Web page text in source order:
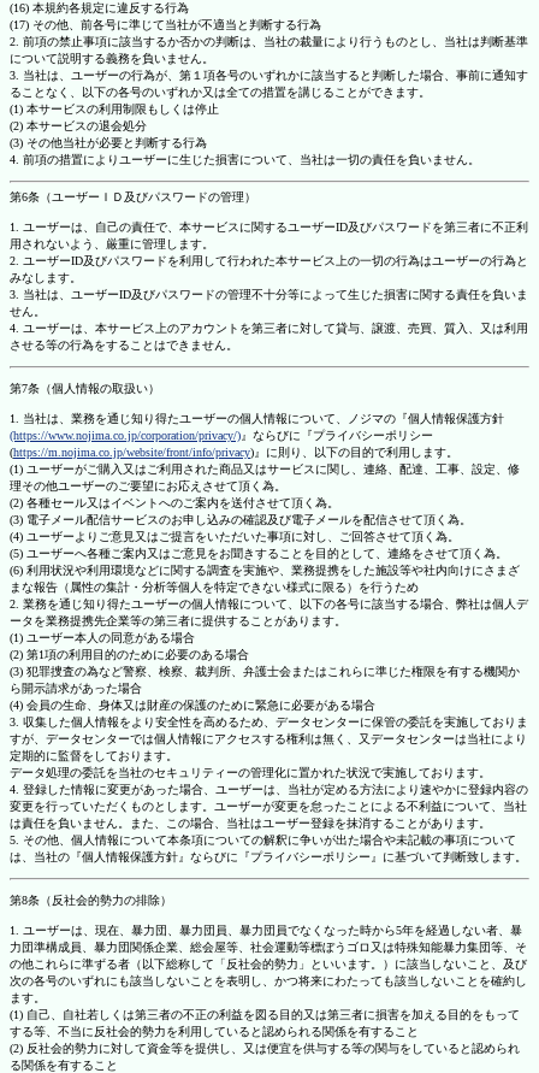
(16) 本規約各規定に違反する行為
(17) その他、前各号に準じて当社が不適当と判断する行為
2. 前項の禁止事項に該当するか否かの判断は、当社の裁量により行うものとし、当社は判断基準
について説明する義務を負いません。
3. 当社は、ユーザーの行為が、第１項各号のいずれかに該当すると判断した場合、事前に通知す
ることなく、以下の各号のいずれか又は全ての措置を講じることができます。
(1) 本サービスの利用制限もしくは停止
(2) 本サービスの退会処分
(3) その他当社が必要と判断する行為
4. 前項の措置によりユーザーに生じた損害について、当社は一切の責任を負いません。
第6条（ユーザーＩＤ及びパスワードの管理）
1. ユーザーは、自己の責任で、本サービスに関するユーザーID及びパスワードを第三者に不正利
用されないよう、厳重に管理します。
2. ユーザーID及びパスワードを利用して行われた本サービス上の一切の行為はユーザーの行為と
みなします。
3. 当社は、ユーザーID及びパスワードの管理不十分等によって生じた損害に関する責任を負いま
せん。
4. ユーザーは、本サービス上のアカウントを第三者に対して貸与、譲渡、売買、質入、又は利用
させる等の行為をすることはできません。
第7条（個人情報の取扱い）
1. 当社は、業務を通じ知り得たユーザーの個人情報について、ノジマの『個人情報保護方針
(https://www.nojima.co.jp/corporation/privacy/)』ならびに『プライバシーポリシー
(https://m.nojima.co.jp/website/front/info/privacy)』に則り、以下の目的で利用します。
(1) ユーザーがご購入又はご利用された商品又はサービスに関し、連絡、配達、工事、設定、修
理その他ユーザーのご要望にお応えさせて頂く為。
(2) 各種セール又はイベントへのご案内を送付させて頂く為。
(3) 電子メール配信サービスのお申し込みの確認及び電子メールを配信させて頂く為。
(4) ユーザーよりご意見又はご提言をいただいた事項に対し、ご回答させて頂く為。
(5) ユーザーへ各種ご案内又はご意見をお聞きすることを目的として、連絡をさせて頂く為。
(6) 利用状況や利用環境などに関する調査を実施や、業務提携をした施設等や社内向けにさまざ
まな報告（属性の集計・分析等個人を特定できない様式に限る）を行うため
2. 業務を通じ知り得たユーザーの個人情報について、以下の各号に該当する場合、弊社は個人デ
ータを業務提携先企業等の第三者に提供することがあります。
(1) ユーザー本人の同意がある場合
(2) 第1項の利用目的のために必要のある場合
(3) 犯罪捜査の為など警察、検察、裁判所、弁護士会またはこれらに準じた権限を有する機関か
ら開示請求があった場合
(4) 会員の生命、身体又は財産の保護のために緊急に必要がある場合
3. 収集した個人情報をより安全性を高めるため、データセンターに保管の委託を実施しておりま
すが、データセンターでは個人情報にアクセスする権利は無く、又データセンターは当社により
定期的に監督をしております。
データ処理の委託を当社のセキュリティーの管理化に置かれた状況で実施しております。
4. 登録した情報に変更があった場合、ユーザーは、当社が定める方法により速やかに登録内容の
変更を行っていただくものとします。ユーザーが変更を怠ったことによる不利益について、当社
は責任を負いません。また、この場合、当社はユーザー登録を抹消することがあります。
5. その他、個人情報について本条項についての解釈に争いが出た場合や未記載の事項について
は、当社の『個人情報保護方針』ならびに『プライバシーポリシー』に基づいて判断致します。
第8条（反社会的勢力の排除）
1. ユーザーは、現在、暴力団、暴力団員、暴力団員でなくなった時から5年を経過しない者、暴
力団準構成員、暴力団関係企業、総会屋等、社会運動等標ぼうゴロ又は特殊知能暴力集団等、そ
の他これらに準ずる者（以下総称して「反社会的勢力」といいます。）に該当しないこと、及び
次の各号のいずれにも該当しないことを表明し、かつ将来にわたっても該当しないことを確約し
ます。
(1) 自己、自社若しくは第三者の不正の利益を図る目的又は第三者に損害を加える目的をもって
する等、不当に反社会的勢力を利用していると認められる関係を有すること
(2) 反社会的勢力に対して資金等を提供し、又は便宜を供与する等の関与をしていると認められ
る関係を有すること